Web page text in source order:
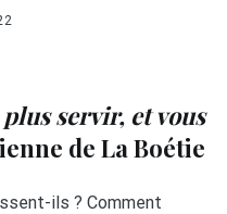
lus servir, et vous
de La Boétie
ils ? Comment